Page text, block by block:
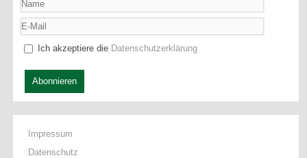
Ich akzeptiere die Datenschutzerklärung
Abonnieren
Impressum
Datenschutz